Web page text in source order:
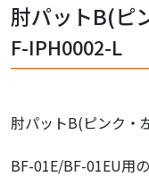
肘パットB(ピ
F-IPH0002-L
肘パットB(ピンク・
BF-01E/BF-01EU用